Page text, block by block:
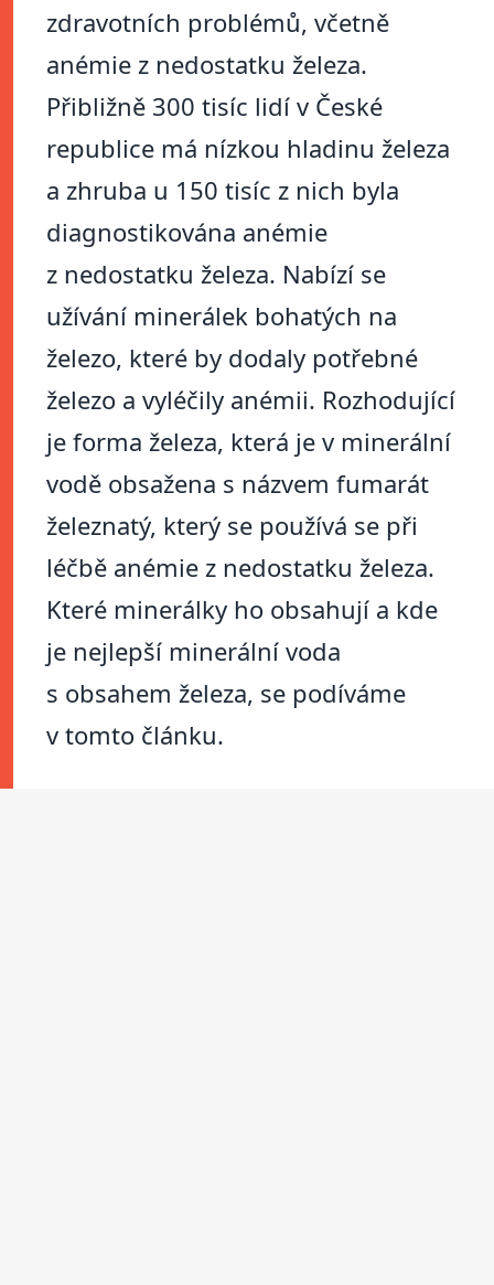
zdravotních problémů, včetně
anémie z nedostatku železa.
Přibližně 300 tisíc lidí v České
republice má nízkou hladinu železa
a zhruba u 150 tisíc z nich byla
diagnostikována anémie
z nedostatku železa. Nabízí se
užívání minerálek bohatých na
železo, které by dodaly potřebné
železo a vyléčily anémii. Rozhodující
je forma železa, která je v minerální
vodě obsažena s názvem fumarát
železnatý, který se používá se při
léčbě anémie z nedostatku železa.
Které minerálky ho obsahují a kde
je nejlepší minerální voda
s obsahem železa, se podíváme
v tomto článku.